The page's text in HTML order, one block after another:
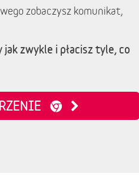
zobaczysz komunikat,
jak zwykle i płacisz tyle, co